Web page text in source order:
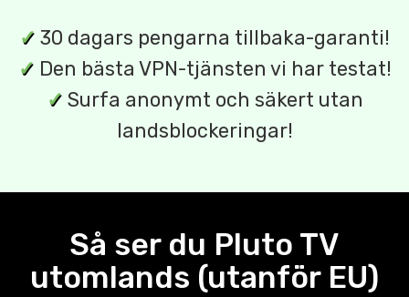
✓ 30 dagars pengarna tillbaka-garanti!
✓ Den bästa VPN-tjänsten vi har testat!
✓ Surfa anonymt och säkert utan
landsblockeringar!
Så ser du Pluto TV
utomlands (utanför EU)